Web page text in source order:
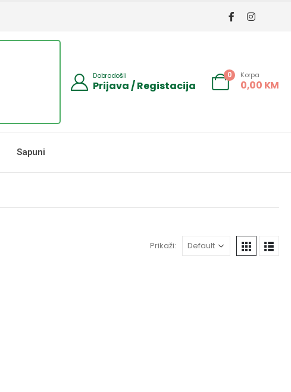
Dobrodošli
Prijava / Registacija
0 Korpa
0,00 KM
Sapuni
Prikaži: